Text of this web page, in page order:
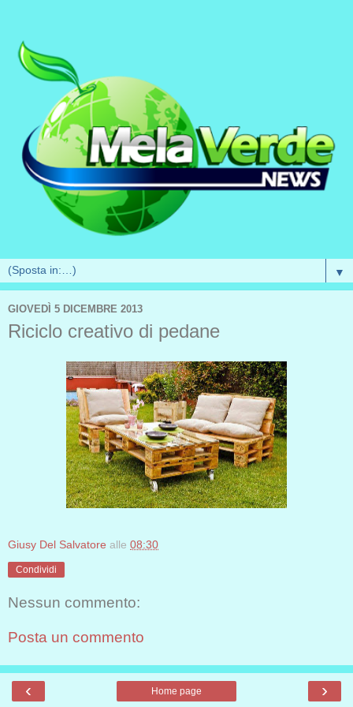
▼
GIOVEDÌ 5 DICEMBRE 2013
Riciclo creativo di pedane
Giusy Del Salvatore alle 08:30
Condividi
Nessun commento:
Posta un commento
‹ ›
Home page